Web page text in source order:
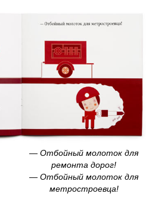
— Отбойный молоток для
ремонта дорог!
— Отбойный молоток для
метростроевца!